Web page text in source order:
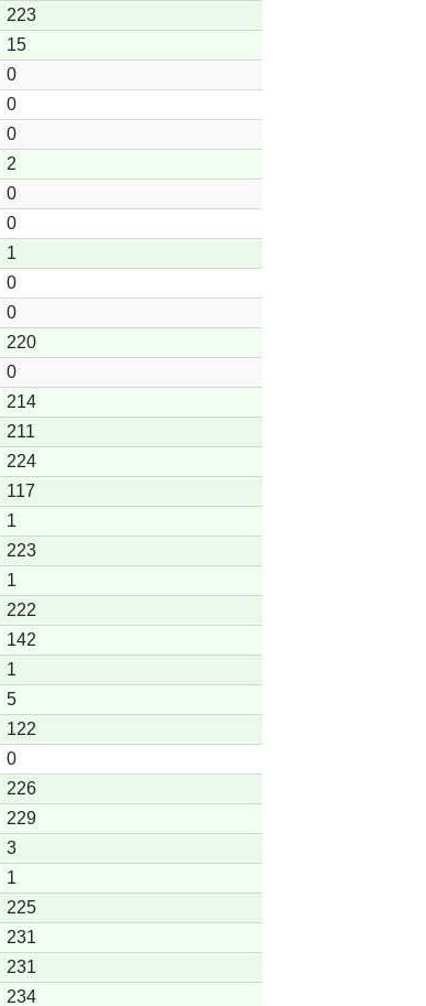
223
15
0
0
0
2
0
0
1
0
0
220
0
214
211
224
117
1
223
1
222
142
1
5
122
0
226
229
3
1
225
231
231
234